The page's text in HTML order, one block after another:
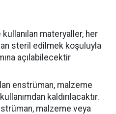
materyaller, her
steril edilmek koşuluyla
açılabilecektir
enstrüman, malzeme
kaldırılacaktır.
malzeme veya